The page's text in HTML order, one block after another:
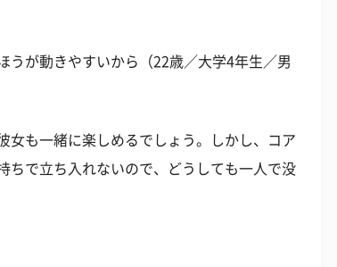
うが動きやすいから（22歳／大学4年生／男
女も一緒に楽しめるでしょう。しかし、コア
ちで立ち入れないので、どうしても一人で没